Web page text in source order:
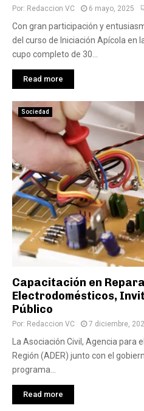
Por: Redaccion VC 6 mayo, 2025
Con gran participación y
del curso de Iniciación Apícola en
cupo completo de 30...
Read more
Sociedad
Capacitación en
Electrodomésticos,
Público
Por: Redaccion VC 7 diciembre,
La Asociación Civil, Agencia para
Región (ADER) junto con el
programa...
Read more